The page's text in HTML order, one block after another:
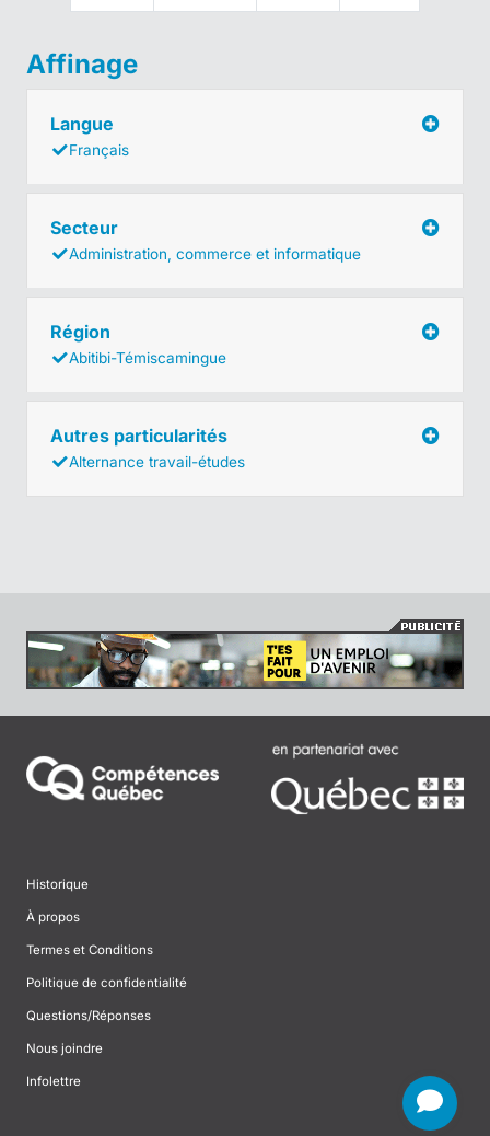
Affinage
Langue
Français
Secteur
Administration, commerce et informatique
Région
Abitibi-Témiscamingue
Autres particularités
Alternance travail-études
Historique
À propos
Termes et Conditions
Politique de confidentialité
Questions/Réponses
Nous joindre
Infolettre